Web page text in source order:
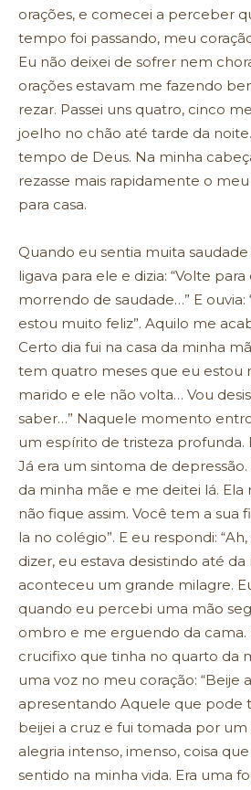
orações, e comecei a perceber
tempo foi passando, meu
Eu não deixei de sofrer nem
orações estavam me fazendo
rezar. Passei uns quatro, cinco
joelho no chão até tarde da
tempo de Deus. Na minha
rezasse mais rapidamente o
para casa.
Quando eu sentia muita
ligava para ele e dizia: “Volte
morrendo de saudade…” E ouvia:
estou muito feliz”. Aquilo me
Certo dia fui na casa da minha
tem quatro meses que eu estou
marido e ele não volta… Vou
saber…” Naquele momento
um espírito de tristeza profunda.
Já era um sintoma de
da minha mãe e me deitei lá. Ela
não fique assim. Você tem a sua
la no colégio”. E eu respondi:
dizer, eu estava desistindo até
aconteceu um grande milagre.
quando eu percebi uma mão
ombro e me erguendo da cama.
crucifixo que tinha no quarto da
uma voz no meu coração: “Beije
apresentando Aquele que pode
beijei a cruz e fui tomada por
alegria intenso, imenso, coisa
sentido na minha vida. Era uma